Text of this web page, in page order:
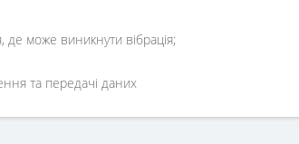
де може виникнути вібрація;
та передачі даних